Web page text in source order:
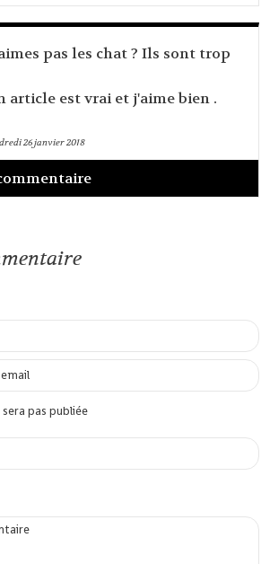
pas les chat ? Ils sont trop
article est vrai et j'aime bien .
26janvier 2018
pas publiée